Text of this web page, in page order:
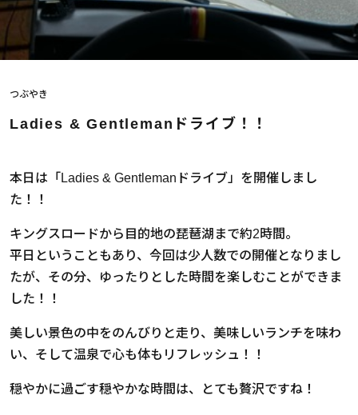
つぶやき
Ladies & Gentlemanドライブ！！
本日は「Ladies & Gentlemanドライブ」を開催しまし
た！！
キングスロードから目的地の琵琶湖まで約2時間。
平日ということもあり、今回は少人数での開催となりまし
たが、その分、ゆったりとした時間を楽しむことができま
した！！
美しい景色の中をのんびりと走り、美味しいランチを味わ
い、そして温泉で心も体もリフレッシュ！！
穏やかに過ごす穏やかな時間は、とても贅沢ですね！